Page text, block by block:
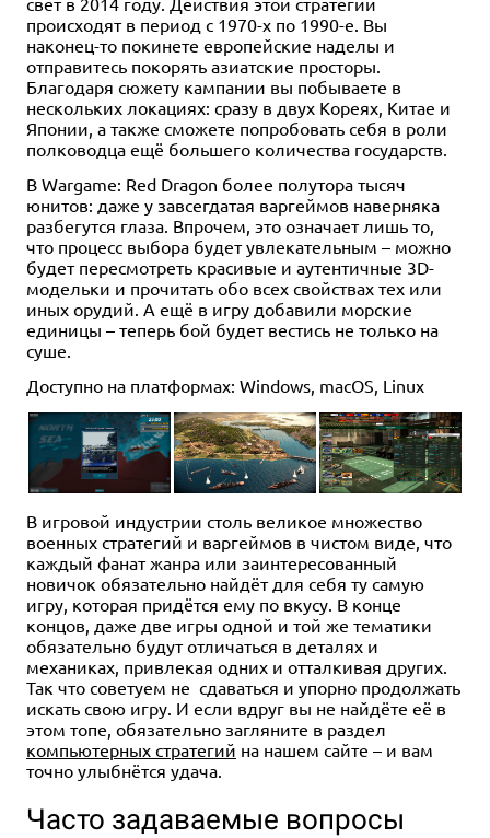
происходят в период с 1970-х по 1990-е. Вы
наконец-то покинете европейские наделы и
отправитесь покорять азиатские просторы.
Благодаря сюжету кампании вы побываете в
нескольких локациях: сразу в двух Кореях, Китае и
Японии, а также сможете попробовать себя в роли
полководца ещё большего количества государств.
В Wargame: Red Dragon более полутора тысяч
юнитов: даже у завсегдатая варгеймов наверняка
разбегутся глаза. Впрочем, это означает лишь то,
что процесс выбора будет увлекательным – можно
будет пересмотреть красивые и аутентичные 3D-
модельки и прочитать обо всех свойствах тех или
иных орудий. А ещё в игру добавили морские
единицы – теперь бой будет вестись не только на
суше.
Доступно на платформах: Windows, macOS, Linux
В игровой индустрии столь великое множество
военных стратегий и варгеймов в чистом виде, что
каждый фанат жанра или заинтересованный
новичок обязательно найдёт для себя ту самую
игру, которая придётся ему по вкусу. В конце
концов, даже две игры одной и той же тематики
обязательно будут отличаться в деталях и
механиках, привлекая одних и отталкивая других.
Так что советуем не сдаваться и упорно продолжать
искать свою игру. И если вдруг вы не найдёте её в
этом топе, обязательно загляните в раздел
компьютерных стратегий на нашем сайте – и вам
точно улыбнётся удача.
Часто задаваемые вопросы